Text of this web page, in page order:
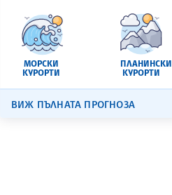
МОРСКИ
КУРОРТИ
ПЛАНИНСКИ
КУРОРТИ
ВИЖ ПЪЛНАТА ПРОГНОЗА